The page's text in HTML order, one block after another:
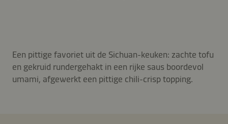
Een pittige favoriet uit de Sichuan-keuken: zachte tofu
en gekruid rundergehakt in een rijke saus boordevol
umami, afgewerkt een pittige chili-crisp topping.